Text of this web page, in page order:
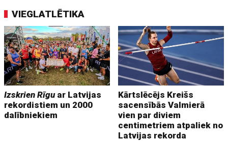
VIEGLATLĒTIKA
Izskrien Rīguar Latvijas
rekordistiem un 2000
dalībniekiem
Kārtslēcējs Kreišs
sacensībās Valmierā
vien par diviem
centimetriem atpaliek no
Latvijas rekorda